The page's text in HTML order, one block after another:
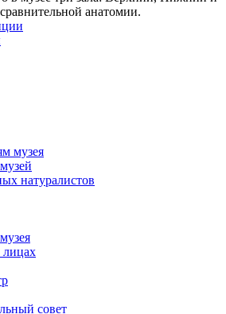
анатомии.
музея
натуралистов
лицах
совет